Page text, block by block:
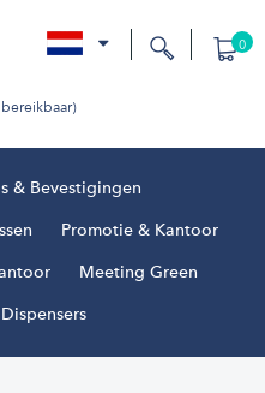
0
& Bevestigingen
Promotie & Kantoor
Meeting Green
Dispensers